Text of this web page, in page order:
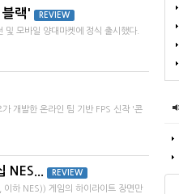
블랙' REVIEW
모바일 양대마켓에 정식 출시했다.
개발한 온라인 팀 기반 FPS 신작 '콘
NES... REVIEW
이하 NES)) 게임의 하이라이트 장면만